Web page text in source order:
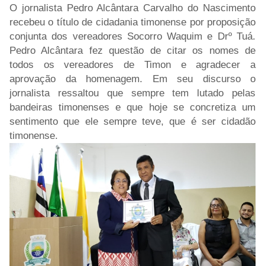
O jornalista Pedro Alcântara Carvalho do Nascimento
recebeu o título de cidadania timonense por proposição
conjunta dos vereadores Socorro Waquim e Drº Tuá.
Pedro Alcântara fez questão de citar os nomes de
todos os vereadores de Timon e agradecer a
aprovação da homenagem. Em seu discurso o
jornalista ressaltou que sempre tem lutado pelas
bandeiras timonenses e que hoje se concretiza um
sentimento que ele sempre teve, que é ser cidadão
timonense.